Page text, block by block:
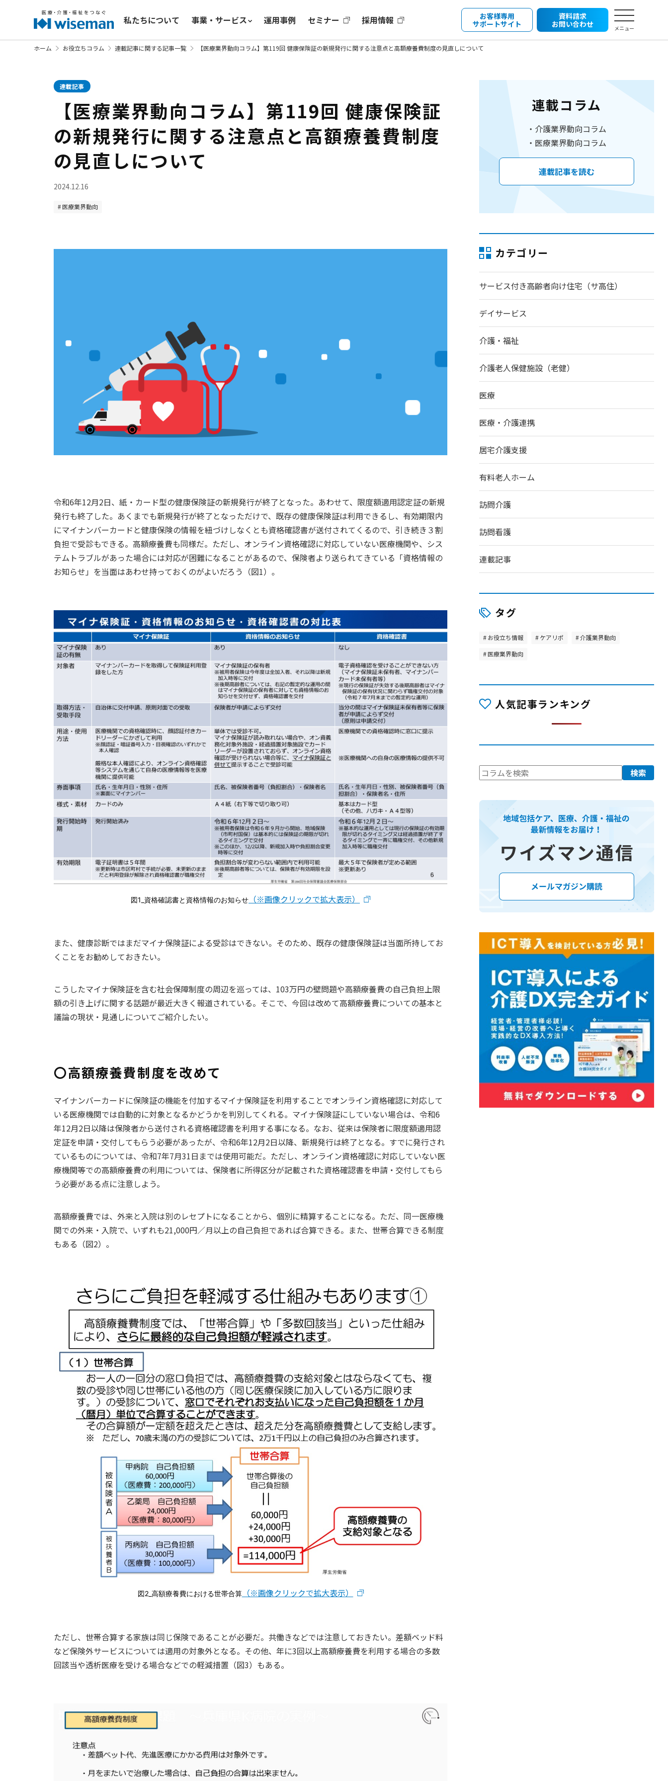
私たちについて 事業・サービス 運用事例 セミナー 採用情報
お客様専用
サポートサイト
資料請求
お問い合わせ
メニュー
ホーム お役立ちコラム 連載記事に関する記事一覧 【医療業界動向コラム】第119回 健康保険証の新規発行に関する注意点と高額療養費制度の見直しについて
連載記事
【医療業界動向コラム】第119回 健康保険証
の新規発行に関する注意点と高額療養費制度
の見直しについて
2024.12.16
医療業界動向
令和6年12月2日、紙・カード型の健康保険証の新規発行が終了となった。あわせて、限度額適用認定証の新規
発行も終了した。あくまでも新規発行が終了となっただけで、既存の健康保険証は利用できるし、有効期限内
にマイナンバーカードと健康保険の情報を紐づけしなくとも資格確認書が送付されてくるので、引き続き３割
負担で受診もできる。高額療養費も同様だ。ただし、オンライン資格確認に対応していない医療機関や、シス
テムトラブルがあった場合には対応が困難になることがあるので、保険者より送られてきている「資格情報の
お知らせ」を当面はあわせ持っておくのがよいだろう（図1）。
図1_資格確認書と資格情報のお知らせ （※画像クリックで拡大表示）
また、健康診断ではまだマイナ保険証による受診はできない。そのため、既存の健康保険証は当面所持してお
くことをお勧めしておきたい。
こうしたマイナ保険証を含む社会保障制度の周辺を巡っては、103万円の壁問題や高額療養費の自己負担上限
額の引き上げに関する話題が最近大きく報道されている。そこで、今回は改めて高額療養費についての基本と
議論の現状・見通しについてご紹介したい。
〇高額療養費制度を改めて
マイナンバーカードに保険証の機能を付加するマイナ保険証を利用することでオンライン資格確認に対応して
いる医療機関では自動的に対象となるかどうかを判別してくれる。マイナ保険証にしていない場合は、令和6
年12月2日以降は保険者から送付される資格確認書を利用する事になる。なお、従来は保険者に限度額適用認
定証を申請・交付してもらう必要があったが、令和6年12月2日以降、新規発行は終了となる。すでに発行され
ているものについては、令和7年7月31日までは使用可能だ。ただし、オンライン資格確認に対応していない医
療機関等での高額療養費の利用については、保険者に所得区分が記載された資格確認書を申請・交付してもら
う必要がある点に注意しよう。
高額療養費では、外来と入院は別のレセプトになることから、個別に精算することになる。ただ、同一医療機
関での外来・入院で、いずれも21,000円／月以上の自己負担であれば合算できる。また、世帯合算できる制度
もある（図2）。
図2_高額療養費における世帯合算（※画像クリックで拡大表示）
ただし、世帯合算する家族は同じ保険であることが必要だ。共働きなどでは注意しておきたい。差額ベッド料
など保険外サービスについては適用の対象外となる。その他、年に3回以上高額療養費を利用する場合の多数
回該当や透析医療を受ける場合などでの軽減措置（図3）もある。
連載コラム
介護業界動向コラム
医療業界動向コラム
連載記事を読む
カテゴリー
サービス付き高齢者向け住宅（サ高住）
デイサービス
介護・福祉
介護老人保健施設（老健）
医療
医療・介護連携
居宅介護支援
有料老人ホーム
訪問介護
訪問看護
連載記事
タグ
お役立ち情報 ケアリポ
介護業界動向
医療業界動向
人気記事ランキング
検
検索